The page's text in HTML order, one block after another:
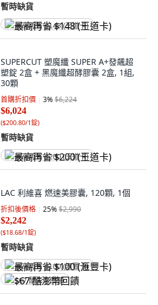
暫時缺貨
最高再省 $148 (王道卡)
SUPERCUT 塑魔纖 SUPER A+發飆超
塑錠 2盒 + 黑魔纖超酵膠囊 2盒, 1組,
30顆
首購折扣價 3%$6,224
$6,024
($200.80/1錠)
暫時缺貨
最高再省 $200 (王道卡)
LAC 利維喜 燃速美膠囊, 120顆, 1個
折扣後價格 25%$2,990
$2,242
($18.68/1錠)
暫時缺貨
最高再省 $100 (滙豐卡)
$67 酷澎幣回饋